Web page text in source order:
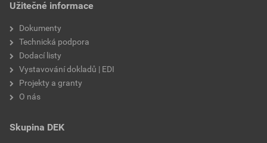
Užitečné informace
Dokumenty
Technická podpora
Dodací listy
Vystavování dokladů | EDI
Projekty a granty
O nás
Skupina DEK